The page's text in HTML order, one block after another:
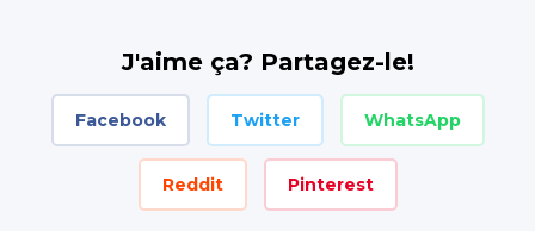
J'aime ça? Partagez-le!
Facebook Twitter WhatsApp
Reddit Pinterest